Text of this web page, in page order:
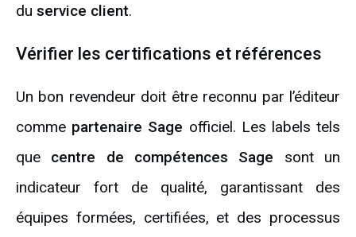
du service client.
Vérifier les certifications et références
Un bon revendeur doit être reconnu par l’éditeur
comme partenaire Sage officiel. Les labels tels
que centre de compétences Sage sont un
indicateur fort de qualité, garantissant des
équipes formées, certifiées, et des processus